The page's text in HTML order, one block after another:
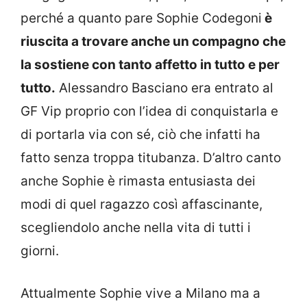
perché a quanto pare Sophie Codegoni è
riuscita a trovare anche un compagno che
la sostiene con tanto affetto in tutto e per
tutto. Alessandro Basciano era entrato al
GF Vip proprio con l’idea di conquistarla e
di portarla via con sé, ciò che infatti ha
fatto senza troppa titubanza. D’altro canto
anche Sophie è rimasta entusiasta dei
modi di quel ragazzo così affascinante,
scegliendolo anche nella vita di tutti i
giorni.
Attualmente Sophie vive a Milano ma a